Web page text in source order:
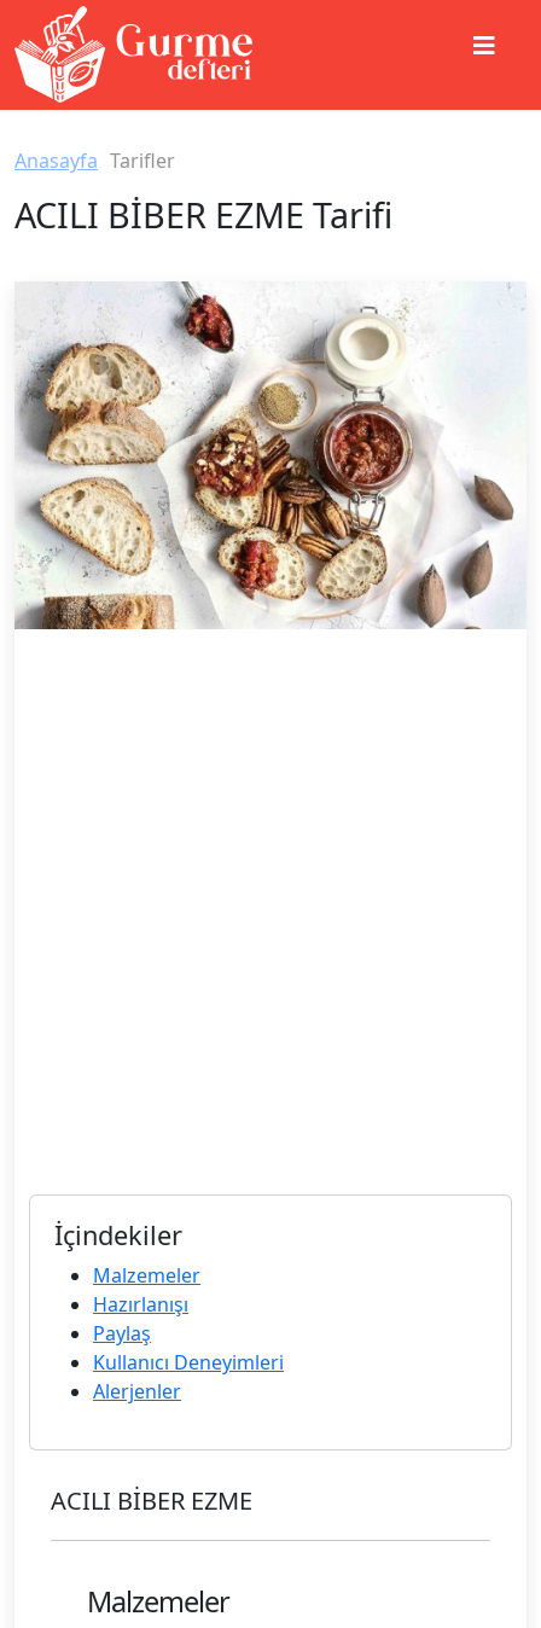
Anasayfa Tarifler
ACILI BİBER EZME Tarifi
İçindekiler
Malzemeler
Hazırlanışı
Paylaş
Kullanıcı Deneyimleri
Alerjenler
ACILI BİBER EZME
Malzemeler